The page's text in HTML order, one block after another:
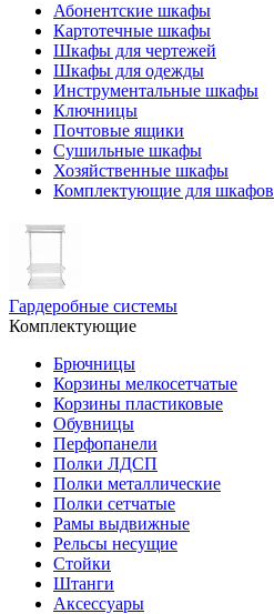
Абонентские шкафы
Картотечные шкафы
Шкафы для чертежей
Шкафы для одежды
Инструментальные шкафы
Ключницы
Почтовые ящики
Сушильные шкафы
Хозяйственные шкафы
Комплектующие для шкафов
Гардеробные системы
Комплектующие
Брючницы
Корзины мелкосетчатые
Корзины пластиковые
Обувницы
Перфопанели
Полки ЛДСП
Полки металлические
Полки сетчатые
Рамы выдвижные
Рельсы несущие
Стойки
Штанги
Аксессуары